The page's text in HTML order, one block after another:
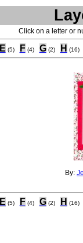
Click on a letter or
E (5) F (4) G (2) H (16)
By:
E (5) F (4) G (2) H (16)